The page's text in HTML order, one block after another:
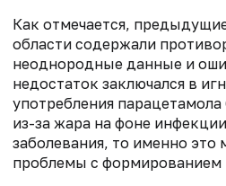
Как отмечается,
области содержали
неоднородные данные и
недостаток заключался в
употребления
из-за жара на фоне
заболевания, то именно это
проблемы с формированием